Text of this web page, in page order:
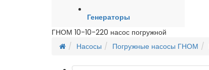
Генераторы
ГНОМ 10-10-220 насос погружной
Насосы
Погружные насосы ГНОМ